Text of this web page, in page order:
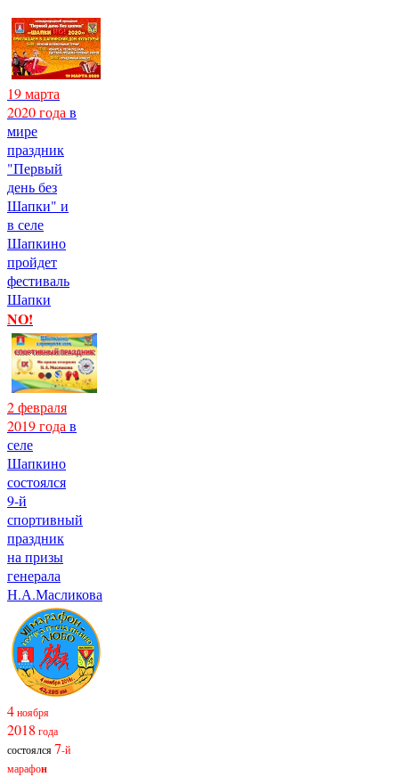
19 марта
2020 года в
мире
праздник
"Первый
день без
Шапки" и
в селе
Шапкино
пройдет
фестиваль
Шапки
NO!
2 февраля
2019 года в
селе
Шапкино
состоялся
9-й
спортивный
праздник
на призы
генерала
Н.А.Масликова
4ноября
2018 года
состоялся7-й
марафон